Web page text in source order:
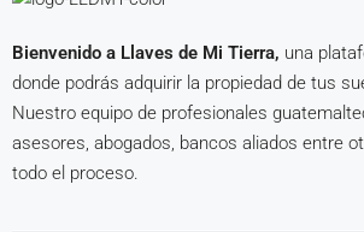
Bienvenido a Llaves de Mi Tierra, una
donde podrás adquirir la propiedad de tus
Nuestro equipo de profesionales
asesores, abogados, bancos aliados entre
todo el proceso.